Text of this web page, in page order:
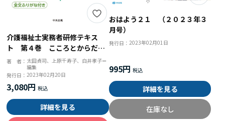
介護福祉士実務者研修テキス
ト 第４巻 こころとからだの
しくみ 第３版
著 者： 太田貞司、上原千寿子、白井孝子＝
編集
発行日：2023年02月20日
3,080円
詳細を見る
おはよう２１ （２０２３年３
月号）
発行日： 2023年02月01日
995円
詳細を見る
在庫なし